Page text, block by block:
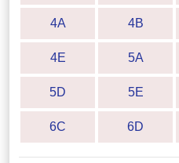
4A 4B
4E 5A
5D 5E
6C 6D